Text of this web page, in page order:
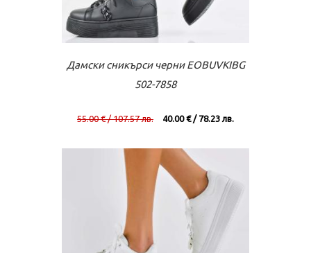
Виж повече
Дамски сникърси черни EOBUVKIBG
502-7858
55.00 € / 107.57 лв. 40.00 € / 78.23 лв.